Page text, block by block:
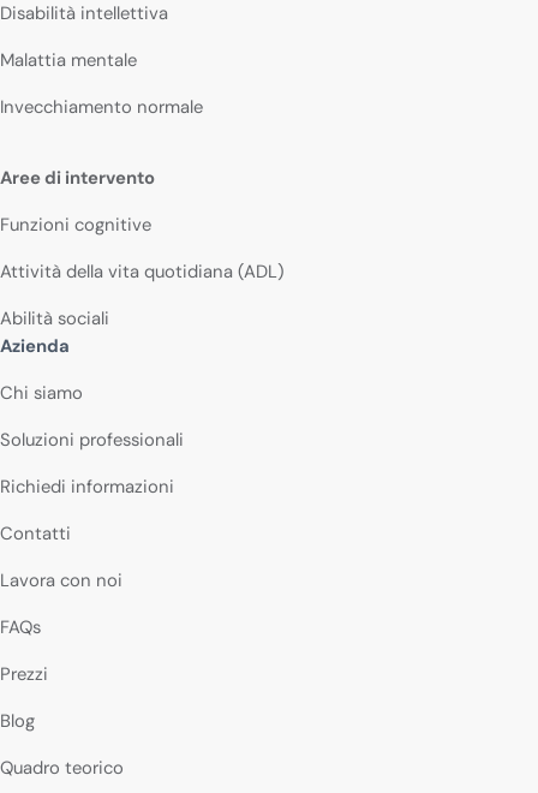
Disabilità intellettiva
Malattia mentale
Invecchiamento normale
Aree di intervento
Funzioni cognitive
Attività della vita quotidiana (ADL)
Abilità sociali
Azienda
Chi siamo
Soluzioni professionali
Richiedi informazioni
Contatti
Lavora con noi
FAQs
Prezzi
Blog
Quadro teorico